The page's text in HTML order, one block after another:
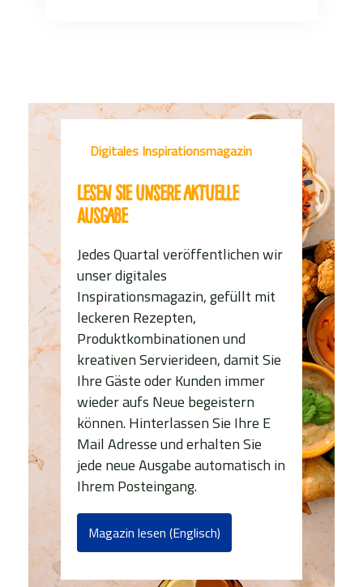
Digitales Inspirationsmagazin
Lesen Sie unsere aktuelle
Ausgabe
Jedes Quartal veröffentlichen wir
unser digitales
Inspirationsmagazin, gefüllt mit
leckeren Rezepten,
Produktkombinationen und
kreativen Servierideen, damit Sie
Ihre Gäste oder Kunden immer
wieder aufs Neue begeistern
können. Hinterlassen Sie Ihre E
Mail Adresse und erhalten Sie
jede neue Ausgabe automatisch in
Ihrem Posteingang.
Magazin lesen (Englisch)